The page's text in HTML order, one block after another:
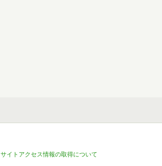
サイトアクセス情報の取得について